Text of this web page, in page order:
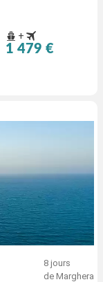
+
1 479 €
8 jours
de Marghera